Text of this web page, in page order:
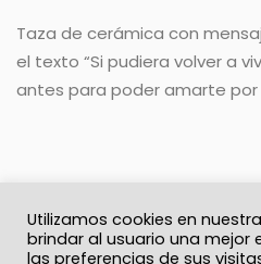
Taza de cerámica con
el texto “Si pudiera volver a
antes para poder amarte por
Utilizamos cookies en
brindar al usuario una mejor
las preferencias de sus